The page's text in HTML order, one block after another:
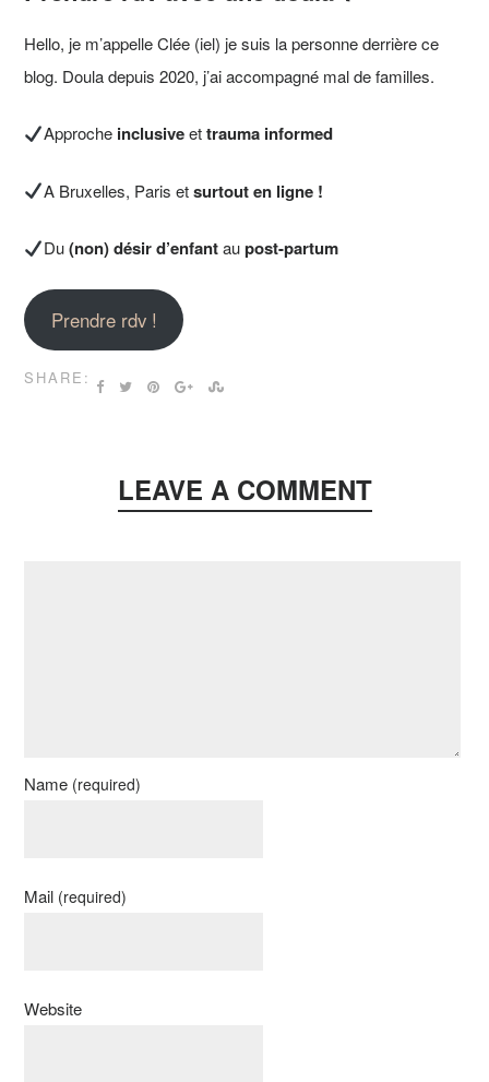
Hello, je m’appelle Clée (iel) je suis la personne derrière ce
blog. Doula depuis 2020, j’ai accompagné mal de familles.
Approcheinclusiveettrauma informed
A Bruxelles, Paris etsurtout en ligne !
Du(non) désir d’enfantaupost-partum
Prendre rdv !
SHARE:
LEAVE A COMMENT
Name (required)
Mail (required)
Website